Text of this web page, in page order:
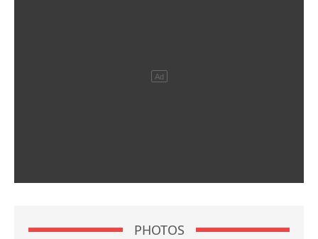
PHOTOS